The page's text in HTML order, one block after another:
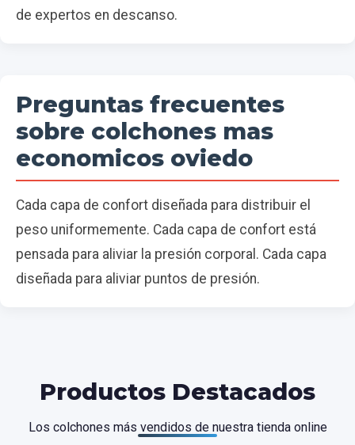
de expertos en descanso.
Preguntas frecuentes
sobre colchones mas
economicos oviedo
Cada capa de confort diseñada para distribuir el
peso uniformemente. Cada capa de confort está
pensada para aliviar la presión corporal. Cada capa
diseñada para aliviar puntos de presión.
Productos Destacados
Los colchones más vendidos de nuestra tienda online